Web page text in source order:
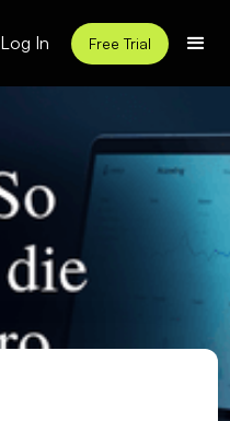
Log In Free Trial